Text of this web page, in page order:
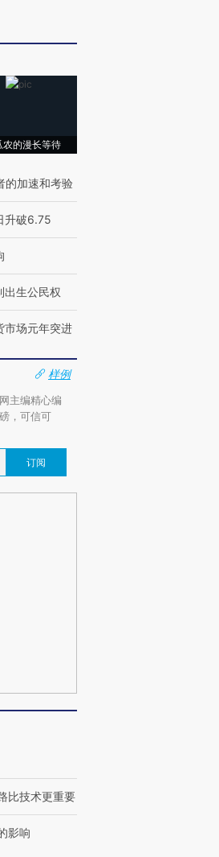
农的漫长等待
的加速和考验
升破6.75
出生公民权
市场元年突进
样例
主编精心编
，可信可
订阅
比技术更重要
影响